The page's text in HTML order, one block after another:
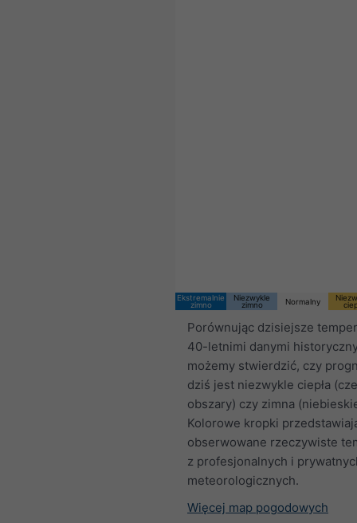
Ekstremalnie
zimno
Niezwykle
zimno
Normalny
Porównując dzisiejsze
40-letnimi danymi
możemy stwierdzić, czy
dziś jest niezwykle ciepła
obszary) czy zimna
Kolorowe kropki
obserwowane rzeczywiste
z profesjonalnych i
meteorologicznych.
Więcej map pogodowych